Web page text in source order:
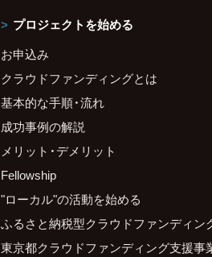
プロジェクトを始める
お申込み
クラウドファンディングとは
基本的な手順・流れ
成功事例の解説
メリット・デメリット
Fellowship
"ローカル"の活動を始める
ふるさと納税型クラウドファンディン
東京都クラウドファンディング支援事